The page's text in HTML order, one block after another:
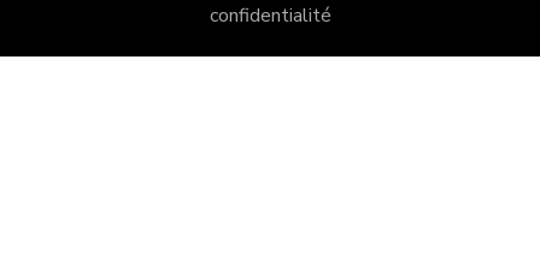
confidentialité